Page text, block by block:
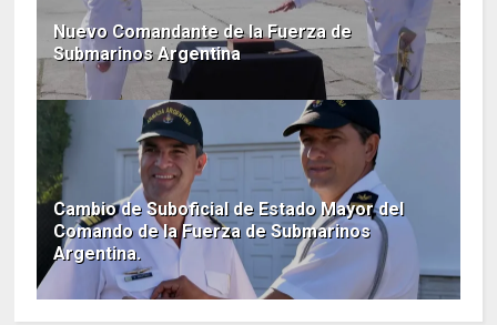
Nuevo Comandante de la Fuerza de
Submarinos Argentina
Cambio de Suboficial de Estado Mayor del
Comando de la Fuerza de Submarinos
Argentina.